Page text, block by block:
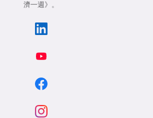
濟一週》 。